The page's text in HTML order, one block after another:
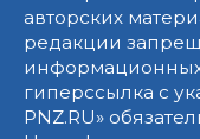
авторских
редакции
информационных
гиперссылка с
PNZ.RU»